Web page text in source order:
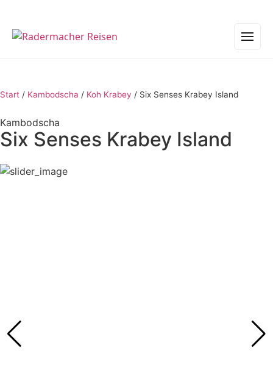
Start / Kambodscha / Koh Krabey / Six Senses Krabey Island
Kambodscha
Six Senses Krabey Island